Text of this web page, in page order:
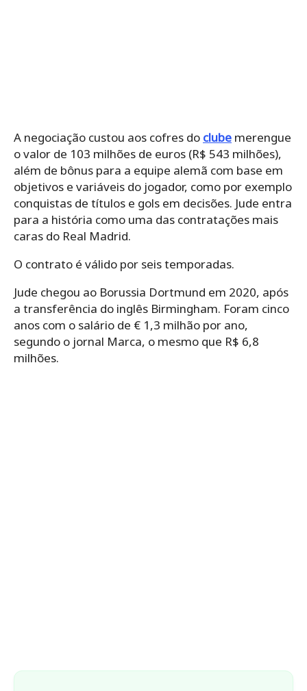
A negociação custou aos cofres do clube merengue
o valor de 103 milhões de euros (R$ 543 milhões),
além de bônus para a equipe alemã com base em
objetivos e variáveis do jogador, como por exemplo
conquistas de títulos e gols em decisões. Jude entra
para a história como uma das contratações mais
caras do Real Madrid.
O contrato é válido por seis temporadas.
Jude chegou ao Borussia Dortmund em 2020, após
a transferência do inglês Birmingham. Foram cinco
anos com o salário de € 1,3 milhão por ano,
segundo o jornal Marca, o mesmo que R$ 6,8
milhões.